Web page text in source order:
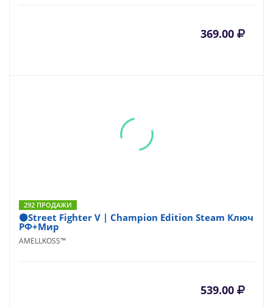
369.00
292 ПРОДАЖИ
⚫Street Fighter V | Champion Edition Steam Ключ
РФ+Мир
AMELLKOSS™
539.00